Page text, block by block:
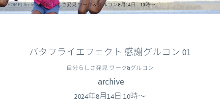
HOME|Archive|自分らしさ発見 ワーク＆グルコン 8月14日 10時〜
バタフライエフェクト 感謝グルコン 01
自分らしさ発見 ワーク&グルコン
archive
2024年8月14日 10時〜